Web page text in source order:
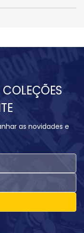
as novidades e